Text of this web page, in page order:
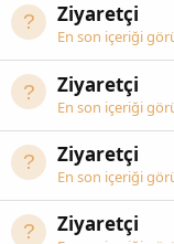
Ziyaretçi
En son içeriği
Ziyaretçi
En son içeriği
Ziyaretçi
En son içeriği
Ziyaretçi